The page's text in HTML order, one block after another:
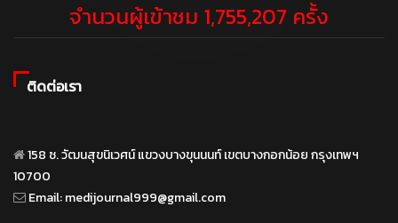
จำนวนผู้เข้าชม 1,755,207 ครั้ง
ติดต่อเรา
158 ซ. วัฒนสุขนิเวศน์ แขวงบางขุนนนท์ เขตบางกอกน้อย กรุงเทพฯ
10700
Email:medijournal999@gmail.com